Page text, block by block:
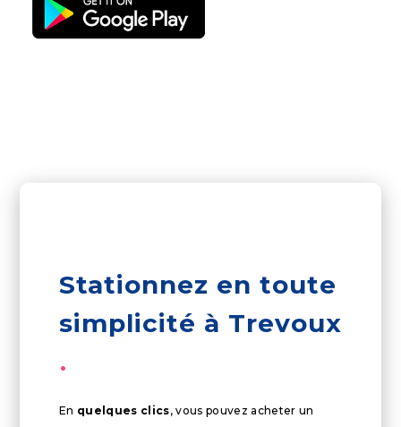
Stationnez en toute
simplicité à Trevoux
En quelques clics, vous pouvez acheter un